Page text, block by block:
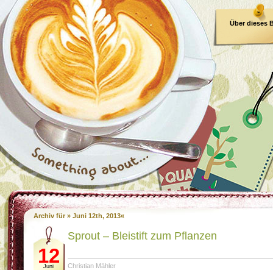
Über dieses
Archiv für » Juni 12th, 2013«
12
Juni
Sprout – Bleistift zum Pflanzen
Christian Mähler